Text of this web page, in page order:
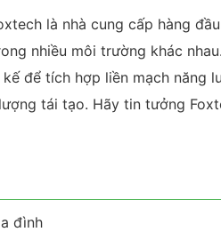
là nhà cung cấp hàng
nhiều môi trường khác
để tích hợp liền mạch
tái tạo. Hãy tin tưởng
đình